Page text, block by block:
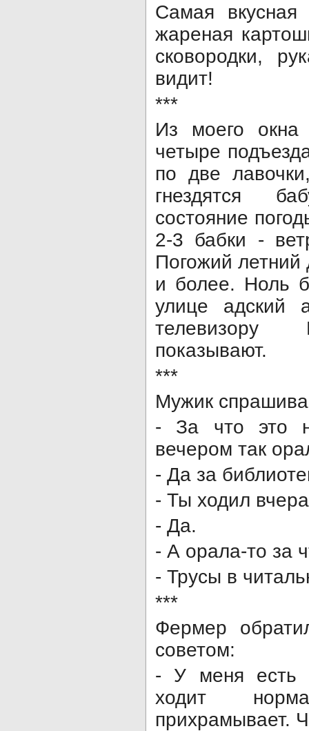
Самая
жареная
сковородки,
видит!
***
Из моего окна
четыре
по две
гнездятся
состояние
2-3 бабки -
Погожий летний
и более. Ноль
улице адский
показывают.
***
Мужик
- За что это
вечером так
- Да за
- Ты ходил
- Да.
- А орала-то за
- Трусы в
***
Фермер
советом:
- У меня есть
ходит
прихрамывает.